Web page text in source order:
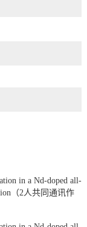
in a Nd-doped all-
（2人共同通讯作